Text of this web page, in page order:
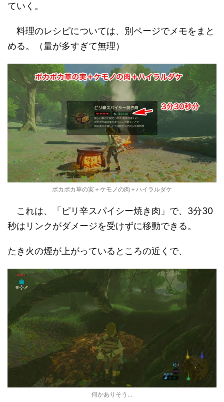
ていく。
料理のレシピについては、別ページでメモをまと
める。（量が多すぎて無理）
ポカポカ草の実＋ケモノの肉＋ハイラルダケ
これは、「ピリ辛スパイシー焼き肉」で、3分30
秒はリンクがダメージを受けずに移動できる。
たき火の煙が上がっているところの近くで、
何かありそう…